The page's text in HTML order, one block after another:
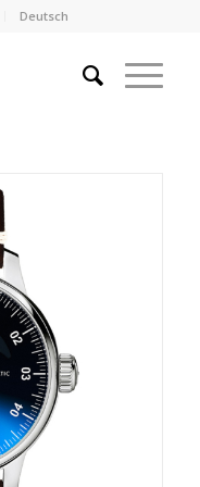
Deutsch